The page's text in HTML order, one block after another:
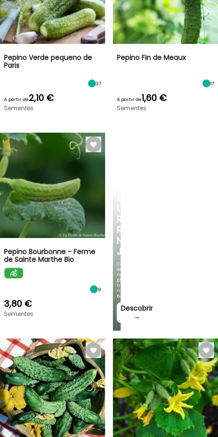
UM
RECANTO
REFRESCANTE
NO
JARDIM
Com
as
nossas
plantas
trepadeiras
mais
bonitas!
Descobrir
→
Pepino Verde pequeno de
Paris
37
A partir de2,10 €
Sementes
Pepino Fin de Meaux
17
A partir de1,60 €
Sementes
Pepino Bourbonne - Ferme
de Sainte Marthe Bio
9
3,80 €
Sementes